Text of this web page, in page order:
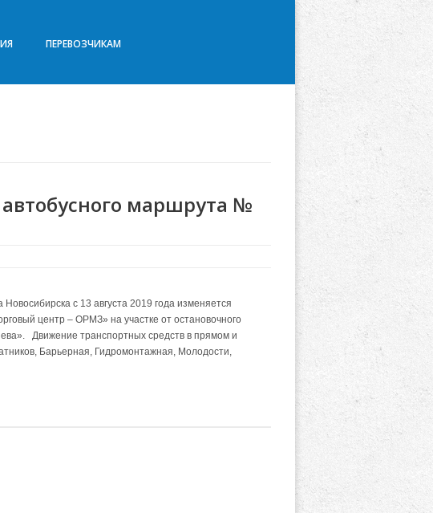
ПЕРЕВОЗЧИКАМ
маршрута №
с 13 августа 2019 года изменяется
центр – ОРМЗ» на участке от остановочного
Движение транспортных средств в прямом и
Барьерная, Гидромонтажная, Молодости,